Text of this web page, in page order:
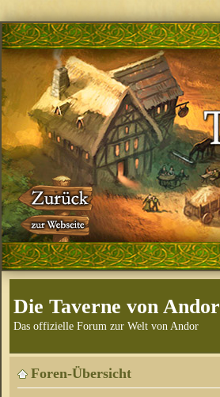
Die Taverne von Andor
Das offizielle Forum zur Welt von Andor
Foren-Übersicht